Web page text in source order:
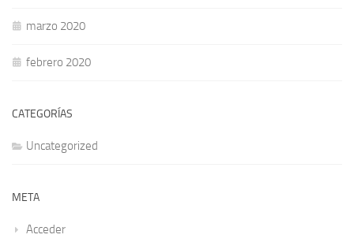
marzo 2020
febrero 2020
CATEGORÍAS
Uncategorized
META
Acceder